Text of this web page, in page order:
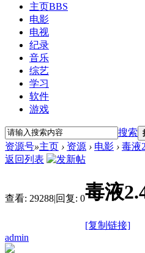
主页BBS
电影
电视
纪录
音乐
综艺
学习
软件
游戏
搜索
资源号»主页 › 资源 › 电影 › 毒液
返回列表
查看: 29288|回复: 0毒液
[复制链接]
admin